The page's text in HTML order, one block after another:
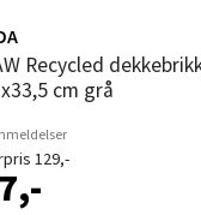
cm grå
129,-